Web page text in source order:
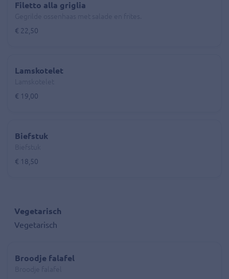
Filetto alla griglia
€ 22,50
Lamskotelet
€ 19,00
Biefstuk
€ 18,50
Vegetarisch
Vegetarisch
Broodje falafel